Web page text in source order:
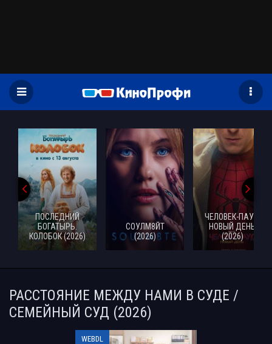
ПОСЛЕДНИЙ
БОГАТЫРЬ.
КОЛОБОК (2026)
СОУЛМ8ЙТ
(2026)
ЧЕЛОВЕК-ПАУК:
НОВЫЙ ДЕНЬ
(2026)
РАССТОЯНИЕ МЕЖДУ НАМИ В СУДЕ /
СЕМЕЙНЫЙ СУД (2026)
WEBDL